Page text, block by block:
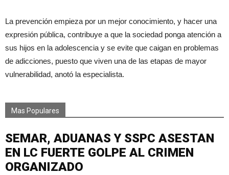
La prevención empieza por un mejor conocimiento, y hacer una
expresión pública, contribuye a que la sociedad ponga atención a
sus hijos en la adolescencia y se evite que caigan en problemas
de adicciones, puesto que viven una de las etapas de mayor
vulnerabilidad, anotó la especialista.
Mas Populares
SEMAR, ADUANAS Y SSPC ASESTAN
EN LC FUERTE GOLPE AL CRIMEN
ORGANIZADO